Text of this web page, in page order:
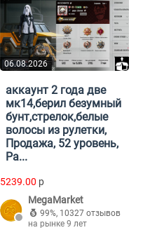
06.08.2026
аккаунт 2 года две
мк14,берил безумный
бунт,стрелок,белые
волосы из рулетки,
Продажа, 52 уровень,
Ра...
5239.00 p
MegaMarket
99%, 10327 отзывов
на рынке 9 лет